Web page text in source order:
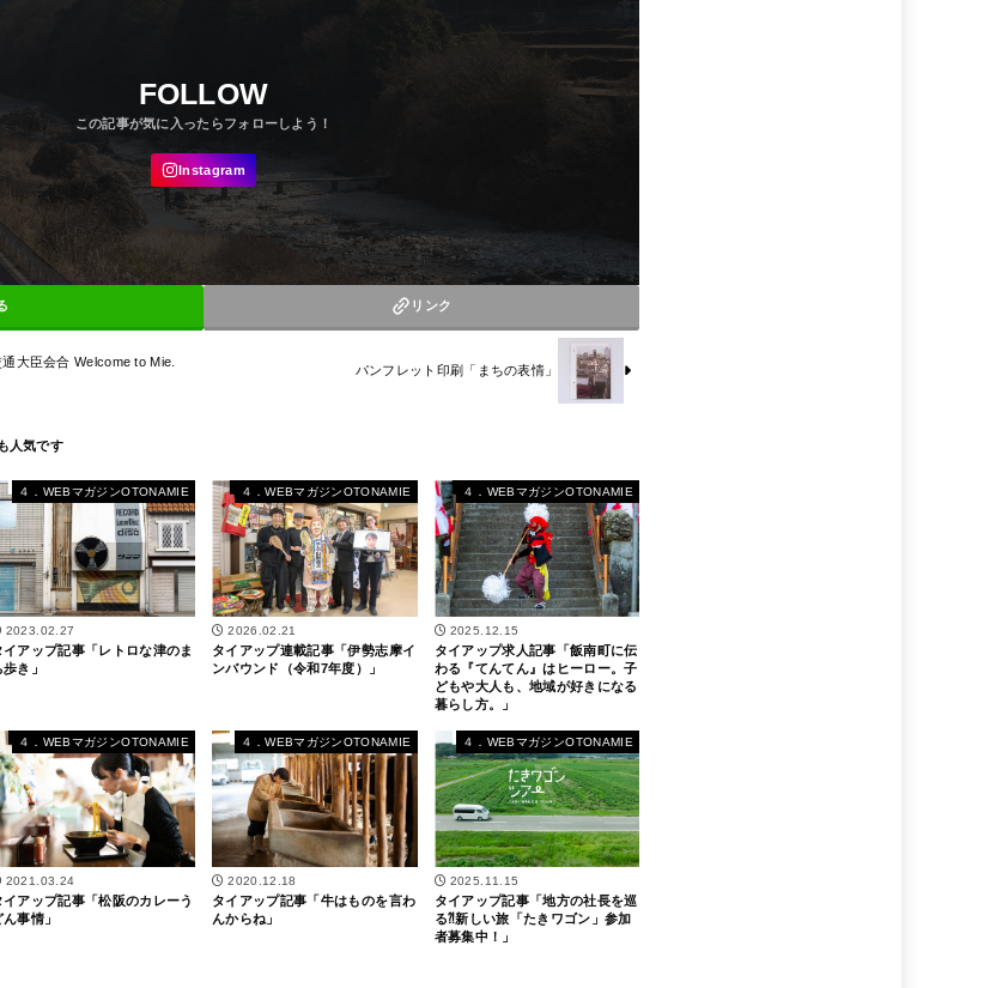
FOLLOW
リンク
大臣会合 Welcome to Mie.
パンフレット印刷「まちの表情」
４．WEBマガジンOTONAMIE
2023.02.27
イアップ記事「レトロな津のま
歩き」
４．WEBマガジンOTONAMIE
2026.02.21
タイアップ連載記事「伊勢志摩イ
ンバウンド（令和7年度）」
４．WEBマガジンOTONAMIE
2025.12.15
タイアップ求人記事「飯南町に伝
わる『てんてん』はヒーロー。子
どもや大人も、地域が好きになる
暮らし方。」
４．WEBマガジンOTONAMIE
2021.03.24
イアップ記事「松阪のカレーう
ん事情」
４．WEBマガジンOTONAMIE
2020.12.18
タイアップ記事「牛はものを言わ
んからね」
４．WEBマガジンOTONAMIE
2025.11.15
タイアップ記事「地方の社長を巡
る⁈新しい旅「たきワゴン」参加
者募集中！」